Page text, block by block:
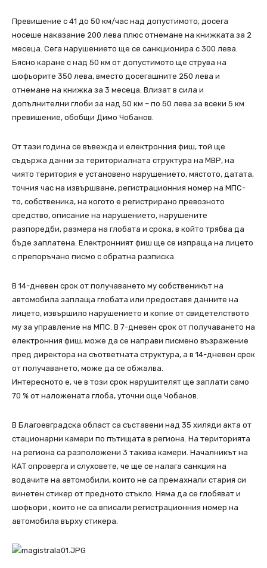
Превишение с 41 до 50 км/час над допустимото, досега
носеше наказание 200 лева плюс отнемане на книжката за 2
месеца. Сега нарушението ще се санкционира с 300 лева.
Бясно каране с над 50 км от допустимото ще струва на
шофьорите 350 лева, вместо досегашните 250 лева и
отнемане на книжка за 3 месеца. Влизат в сила и
допълнителни глоби за над 50 км – по 50 лева за всеки 5 км
превишение, обобщи Димо Чобанов.
От тази година се въвежда и електронния фиш, той ще
съдържа данни за териториалната структура на МВР, на
чиято територия е установено нарушението, мястото, датата,
точния час на извършване, регистрационния номер на МПС-
то, собственика, на когото е регистрирано превозното
средство, описание на нарушението, нарушените
разпоредби, размера на глобата и срока, в който трябва да
бъде заплатена. Електронният фиш ще се изпраща на лицето
с препоръчано писмо с обратна разписка.
В 14-дневен срок от получаването му собственикът на
автомобила заплаща глобата или предоставя данните на
лицето, извършило нарушението и копие от свидетелството
му за управление на МПС. В 7-дневен срок от получаването на
електронния фиш, може да се направи писмено възражение
пред директора на съответната структура, а в 14-дневен срок
от получаването, може да се обжалва.
Интересното е, че в този срок нарушителят ще заплати само
70 % от наложената глоба, уточни още Чобанов.
В Благоевградска област са съставени над 35 хиляди акта от
стационарни камери по пътищата в региона. На територията
на региона са разположени 3 такива камери. Началникът на
КАТ опроверга и слуховете, че ще се налага санкция на
водачите на автомобили, които не са премахнали стария си
винетен стикер от предното стъкло. Няма да се глобяват и
шофьори , които не са вписали регистрационния номер на
автомобила върху стикера.